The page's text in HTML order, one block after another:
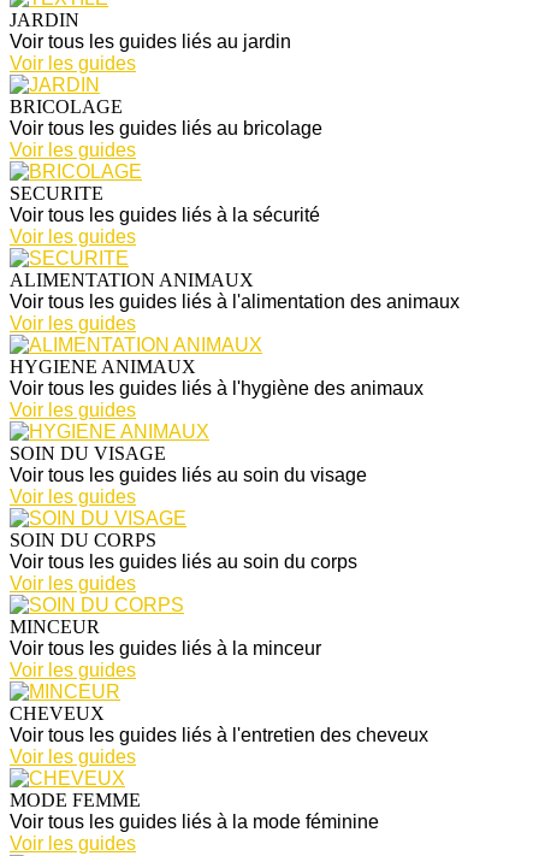
JARDIN
Voir tous les guides liés au jardin
Voir les guides
BRICOLAGE
Voir tous les guides liés au bricolage
Voir les guides
SECURITE
Voir tous les guides liés à la sécurité
Voir les guides
ALIMENTATION ANIMAUX
Voir tous les guides liés à l'alimentation des animaux
Voir les guides
HYGIENE ANIMAUX
Voir tous les guides liés à l'hygiène des animaux
Voir les guides
SOIN DU VISAGE
Voir tous les guides liés au soin du visage
Voir les guides
SOIN DU CORPS
Voir tous les guides liés au soin du corps
Voir les guides
MINCEUR
Voir tous les guides liés à la minceur
Voir les guides
CHEVEUX
Voir tous les guides liés à l'entretien des cheveux
Voir les guides
MODE FEMME
Voir tous les guides liés à la mode féminine
Voir les guides